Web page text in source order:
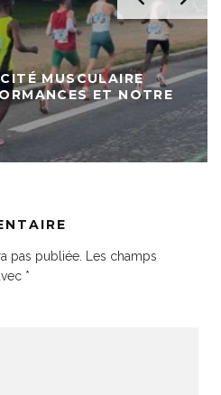
MUSCULAIRE
ET NOTRE
pas publiée.
Les champs
*